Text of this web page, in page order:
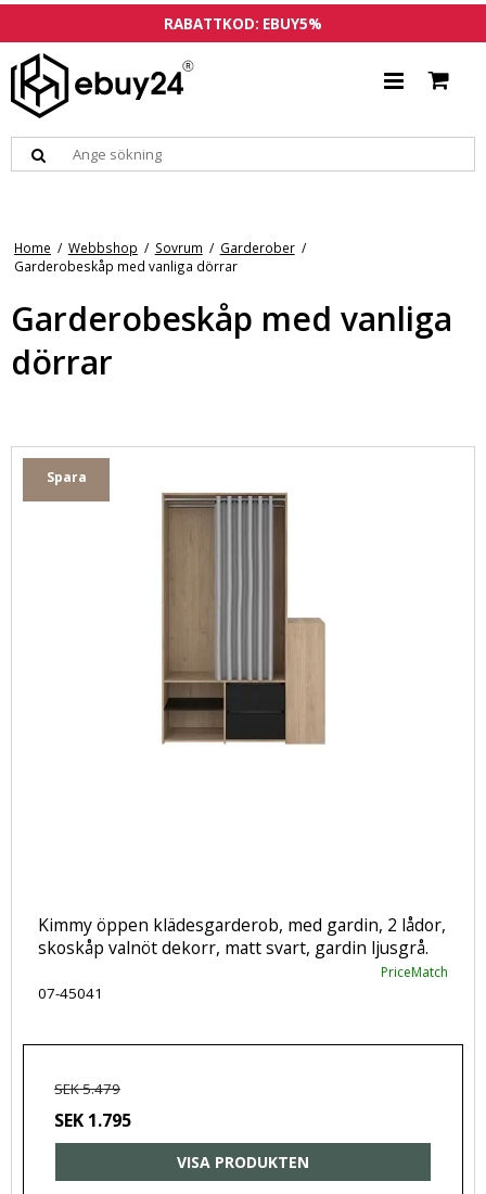
RABATTKOD: EBUY5%
Home / Webbshop / Sovrum / Garderober /
Garderobeskåp med vanliga dörrar
Garderobeskåp med vanliga
dörrar
Spara
Kimmy öppen klädesgarderob, med gardin, 2 lådor,
skoskåp valnöt dekorr, matt svart, gardin ljusgrå.
PriceMatch
07-45041
SEK 5.479
SEK 1.795
VISA PRODUKTEN